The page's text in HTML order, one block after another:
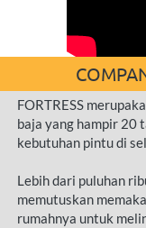
FORTRESS
baja yang hampir 20
kebutuhan pintu di
Lebih dari puluhan
memutuskan
rumahnya untuk